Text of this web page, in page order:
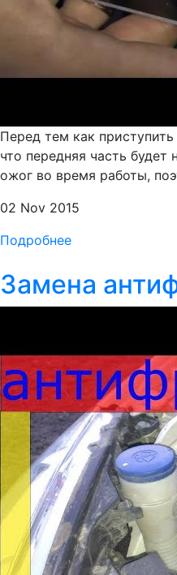
Перед тем как
что передняя часть
ожог во время работы,
02 Nov 2015
Подробнее
Замена